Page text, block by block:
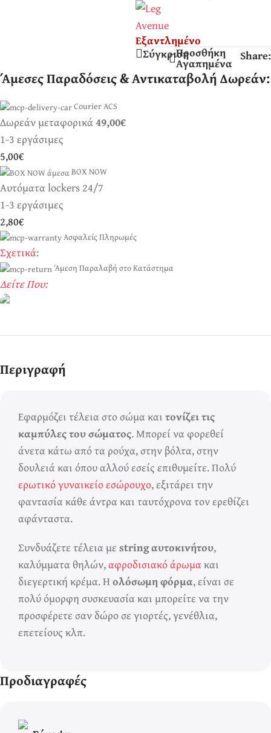
Εξαντλημένο
ΣύγκρισηΠροσθήκη
Αγαπημένα Share:
Άμεσες Παραδόσεις & Αντικαταβολή Δωρεάν:
Courier ACS
Δωρεάν μεταφορικά49,00€
1-3 εργάσιμες
5,00€
BOX NOW
Αυτόματα lockers 24/7
1-3 εργάσιμες
2,80€
Ασφαλείς Πληρωμές
Σχετικά:
Άμεση Παραλαβή στο Κατάστημα
Δείτε Που:
Ερωτικά Παιχνίδια
Friday!
Περιγραφή
Εφαρμόζει τέλεια στο σώμα καιτονίζει τις
καμπύλες του σώματος. Μπορεί να φορεθεί
άνετα κάτω από τα ρούχα, στην βόλτα, στην
δουλειά και όπου αλλού εσείς επιθυμείτε. Πολύ
ερωτικό γυναικείο εσώρουχο, εξιτάρει την
φαντασία κάθε άντρα και ταυτόχρονα τον ερεθίζει
αφάνταστα.
Συνδυάζετε τέλεια μεstring αυτοκινήτου,
καλύμματα θηλών,αφροδισιακό άρωμακαι
διεγερτική κρέμα. Ηολόσωμη φόρμα, είναι σε
πολύ όμορφη συσκευασία και μπορείτε να την
προσφέρετε σαν δώρο σε γιορτές, γενέθλια,
επετείους κλπ.
Προδιαγραφές